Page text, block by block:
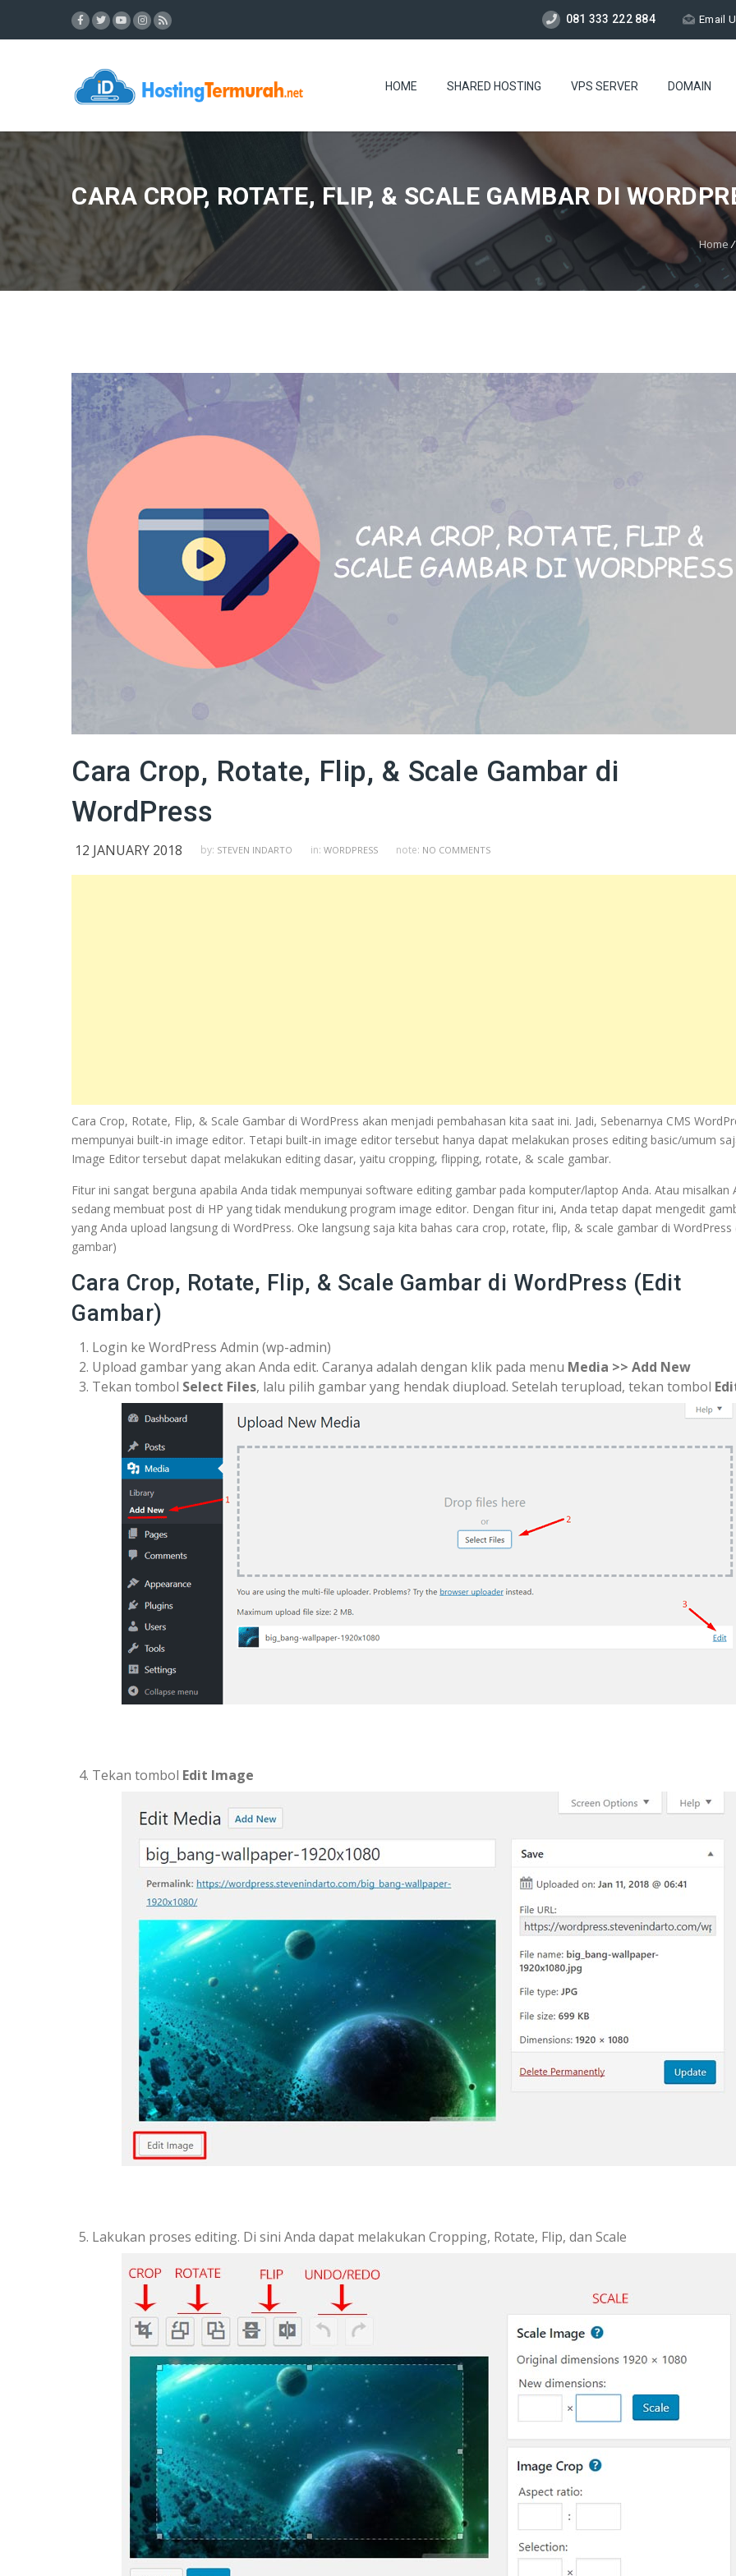
081 333 222 884 Email
HOME SHARED HOSTING VPS SERVER DOMAIN
CARA CROP, ROTATE, FLIP, & SCALE GAMBAR DI
Home /
Cara Crop, Rotate, Flip, & Scale Gambar di
WordPress
12 JANUARY 2018 by: STEVEN INDARTO in: WORDPRESS note: NO COMMENTS
Cara Crop, Rotate, Flip, & Scale Gambar di WordPress akan menjadi pembahasan kita saat ini. Jadi, Sebenarnya CMS
mempunyai built-in image editor. Tetapi built-in image editor tersebut hanya dapat melakukan proses editing basic/umum
Image Editor tersebut dapat melakukan editing dasar, yaitu cropping, flipping, rotate, & scale gambar.
Fitur ini sangat berguna apabila Anda tidak mempunyai software editing gambar pada komputer/laptop Anda. Atau misalkan
sedang membuat post di HP yang tidak mendukung program image editor. Dengan fitur ini, Anda tetap dapat mengedit
yang Anda upload langsung di WordPress. Oke langsung saja kita bahas cara crop, rotate, flip, & scale gambar di WordPress
gambar)
Cara Crop, Rotate, Flip, & Scale Gambar di WordPress (Edit
Gambar)
Login ke WordPress Admin (wp-admin)
Upload gambar yang akan Anda edit. Caranya adalah dengan klik pada menu Media >> Add New
Tekan tombol Select Files, lalu pilih gambar yang hendak diupload. Setelah terupload, tekan tombol
Tekan tombol Edit Image
Lakukan proses editing. Di sini Anda dapat melakukan Cropping, Rotate, Flip, dan Scale